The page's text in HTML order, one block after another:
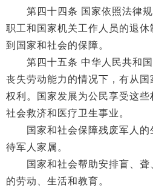
第四十四条 国家依照法律规
职工和国家机关工作人员的退
到国家和社会的保障。
第四十五条 中华人民共和国
丧失劳动能力的情况下，有从
权利。国家发展为公民享受这些
社会救济和医疗卫生事业。
国家和社会保障残废军人的
待军人家属。
国家和社会帮助安排盲、聋
的劳动、生活和教育。